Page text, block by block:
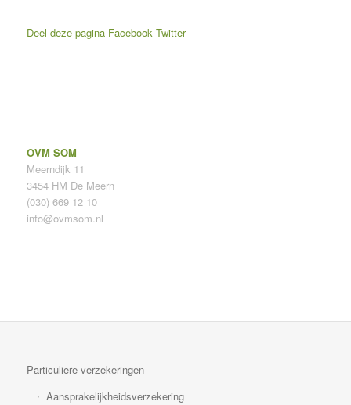
Deel deze pagina Facebook Twitter
OVM SOM
Meerndijk 11
3454 HM De Meern
(030) 669 12 10
info@ovmsom.nl
Particuliere verzekeringen
Aansprakelijkheidsverzekering